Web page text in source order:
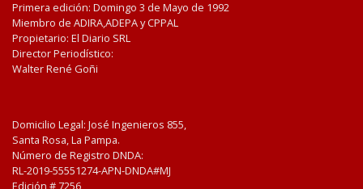
Primera edición: Domingo 3 de Mayo de 1992
Miembro de ADIRA,ADEPA y CPPAL
Propietario: El Diario SRL
Director Periodístico:
Walter René Goñi
Domicilio Legal: José Ingenieros 855,
Santa Rosa, La Pampa.
Número de Registro DNDA:
RL-2019-55551274-APN-DNDA#MJ
Edición # 7256